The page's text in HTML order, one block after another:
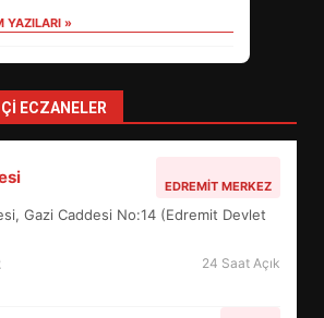
YAZILARI »
ECZANELER
EDREMIT MERKEZ
Gazi Caddesi No:14 (Edremit Devlet
24 Saat Açık
MÜZELERİNDE SÜRE
UZATILDI: NE DEĞİŞTİ?